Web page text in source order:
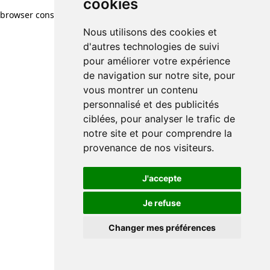
cookies
Nous utilisons des cookies et
d'autres technologies de suivi
pour améliorer votre expérience
de navigation sur notre site, pour
vous montrer un contenu
personnalisé et des publicités
ciblées, pour analyser le trafic de
notre site et pour comprendre la
provenance de nos visiteurs.
J'accepte
Je refuse
Changer mes préférences
cookies
Nous utilisons des cookies et
d'autres technologies de suivi
pour améliorer votre expérience
de navigation sur notre site, pour
vous montrer un contenu
personnalisé et des publicités
ciblées, pour analyser le trafic de
notre site et pour comprendre la
provenance de nos visiteurs.
J'accepte
Je refuse
Changer mes préférences
browser console for more information)